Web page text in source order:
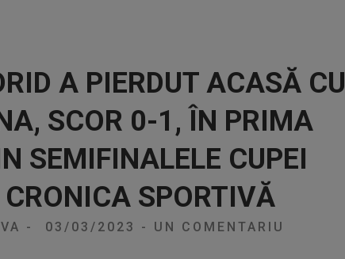
A PIERDUT ACASĂ CU
SCOR 0-1, ÎN PRIMA
SEMIFINALELE CUPEI
SPORTIVĂ
- 03/03/2023 - UN COMENTARIU